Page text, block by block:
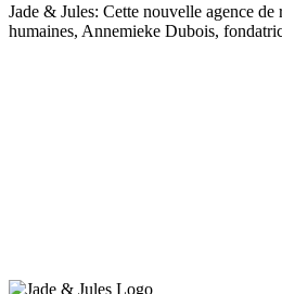
Jade & Jules: Cette nouvelle agence
humaines, Annemieke Dubois,